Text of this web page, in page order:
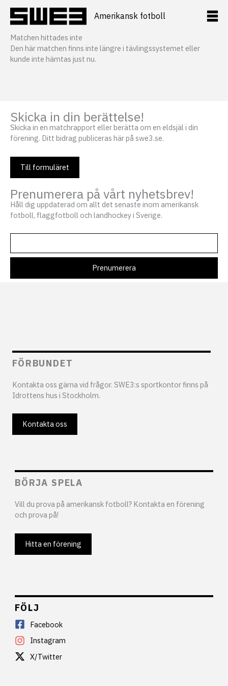
innehåll
Amerikansk fotboll
Matchen hittades inte
Den här matchen finns inte längre i tävlingssystemet eller
kunde inte hämtas just nu.
Skicka in din berättelse!
Skicka in en matchrapport eller berätta om en eldsjäl i din
förening. Ditt bidrag publiceras här på swe3.se.
Till formuläret
Prenumerera på vårt nyhetsbrev!
Håll dig uppdaterad om allt det senaste inom amerikansk
fotboll, flaggfotboll och landhockey i Sverige.
FÖRBUNDET
Kontakta oss gärna vid frågor. SWE3:s sportkontor finns på
Idrottens hus i Stockholm.
Kontakta oss
BÖRJA SPELA
Vill du prova på amerikansk fotboll? Kontakta en förening
och prova på!
Hitta en förening
FÖLJ
Facebook
Instagram
X/Twitter